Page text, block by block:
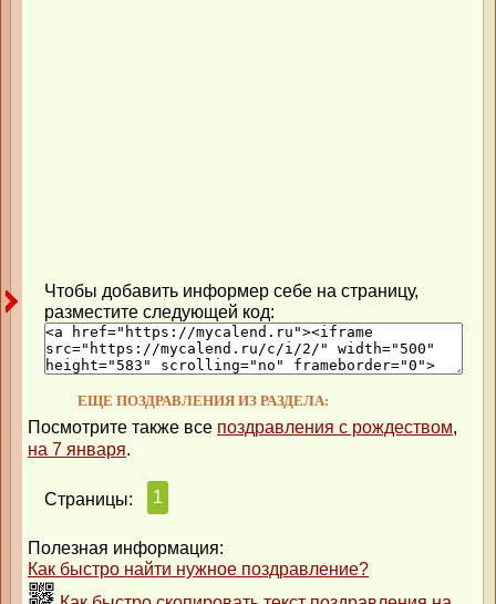
Чтобы добавить информер себе на страницу,
разместите следующей код:
ЕЩЕ ПОЗДРАВЛЕНИЯ ИЗ РАЗДЕЛА:
Посмотрите также все поздравления с рождеством,
на 7 января.
Страницы: 1
Полезная информация:
Как быстро найти нужное поздравление?